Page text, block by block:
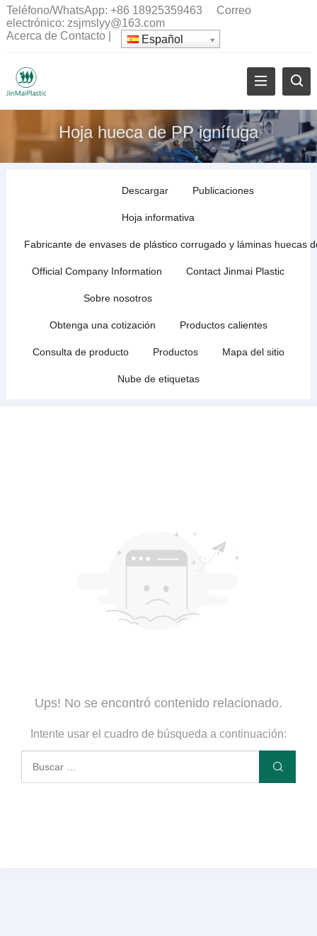
Teléfono/WhatsApp: +86 18925359463 Correo
electrónico: zsjmslyy@163.com
Acerca de Contacto| Español
Hoja hueca de PP ignífuga
Descargar Publicaciones
Hoja informativa
Fabricante de envases de plástico corrugado y láminas huecas
Official Company Information Contact Jinmai Plastic
Sobre nosotros
Obtenga una cotización Productos calientes
Consulta de producto Productos Mapa del sitio
Nube de etiquetas
Ups! No se encontró contenido relacionado.
Intente usar el cuadro de búsqueda a continuación: